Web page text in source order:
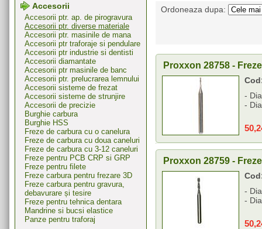
Accesorii
Accesorii ptr. ap. de pirogravura
Accesorii ptr. diverse materiale
Accesorii ptr. masinile de mana
Accesorii ptr traforaje si pendulare
Accesorii ptr industrie si dentisti
Accesorii diamantate
Accesorii ptr masinile de banc
Accesorii ptr. prelucrarea lemnului
Accesorii sisteme de frezat
Accesorii sisteme de strunjire
Accesorii de precizie
Burghie carbura
Burghie HSS
Freze de carbura cu o canelura
Freze de carbura cu doua caneluri
Freze de carbura cu 3-12 caneluri
Freze pentru PCB CRP si GRP
Freze pentru filete
Freze carbura pentru frezare 3D
Freze carbura pentru gravura,
debavurare și tesire
Freze pentru tehnica dentara
Mandrine si bucsi elastice
Panze pentru traforaj
Ordoneaza dupa:
Proxxon 28758 -
-
-
Proxxon 28759 -
-
-